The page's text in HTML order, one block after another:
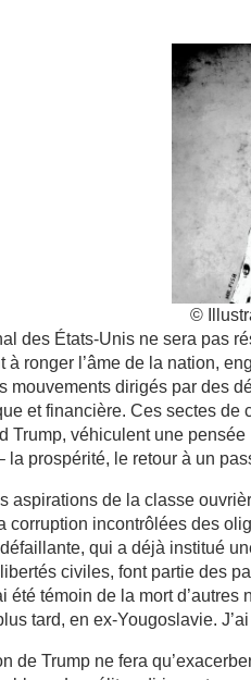
©
des États-Unis ne sera pas
à ronger l’âme de la nation,
mouvements dirigés par des
et financière. Ces sectes
Trump, véhiculent une
la prospérité, le retour à un
aspirations de la classe
corruption incontrôlées des
qui a déjà institué
civiles, font partie des
été témoin de la mort
tard, en ex-Yougoslavie.
de Trump ne fera